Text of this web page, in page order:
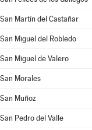
San Martín del Castañar
San Miguel del Robledo
San Miguel de Valero
San Morales
San Muñoz
San Pedro del Valle